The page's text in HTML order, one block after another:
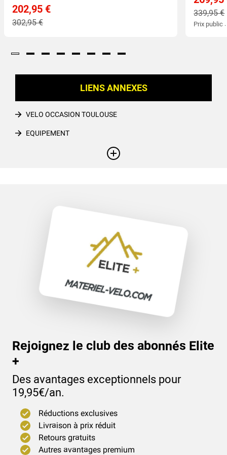
202,95 €
302,95 €
339,95 €
Prix public
LIENS ANNEXES
VELO OCCASION TOULOUSE
EQUIPEMENT
CHAUSSURES ET ACCESSOIRES
ASSOS SS
+
Rejoignez le club des abonnés Elite
+
Des avantages exceptionnels pour
19,95€/an.
Réductions exclusives
Livraison à prix réduit
Retours gratuits
Autres avantages premium